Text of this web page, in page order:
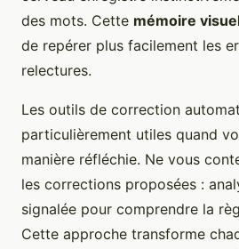
des mots. Cette mémoire
de repérer plus facilement les
relectures.
Les outils de correction
particulièrement utiles quand
manière réfléchie. Ne vous
les corrections proposées :
signalée pour comprendre la
Cette approche transforme